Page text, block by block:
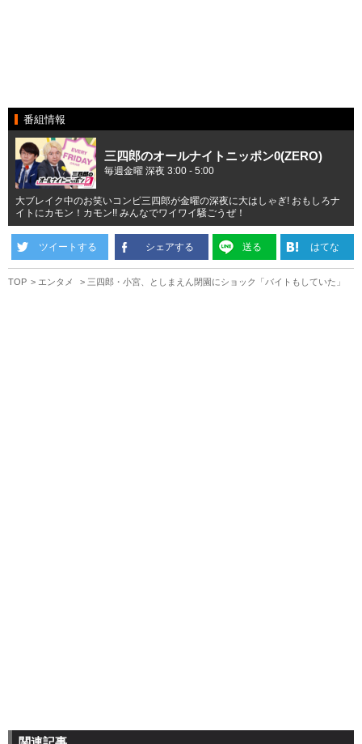
番組情報
三四郎のオールナイトニッポン0(ZERO)
毎週金曜 深夜 3:00 - 5:00
大ブレイク中のお笑いコンビ三四郎が金曜の深夜に大はしゃぎ! おもしろナ
イトにカモン！カモン!! みんなでワイワイ騒ごうぜ！
ツイートする シェアする 送る はてな
TOP エンタメ 三四郎・小宮、としまえん閉園にショック「バイトもしていた」